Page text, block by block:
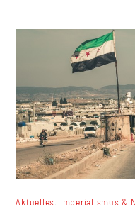
Aktuelles Imperialismus &